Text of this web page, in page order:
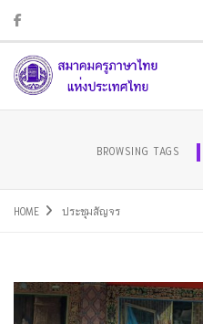
BROWSING TAGS
HOME ประชุมสัญจร